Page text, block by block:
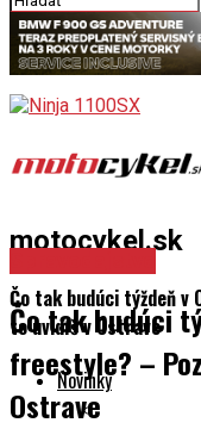
motocykel.sk
Čo tak budúci týždeň
to uvidíš v Ostrave
Novinky
Čo tak budúci
freestyle? –
Ostrave